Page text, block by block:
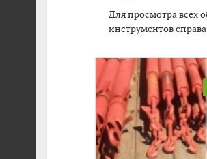
Для просмотра всех
инструментов